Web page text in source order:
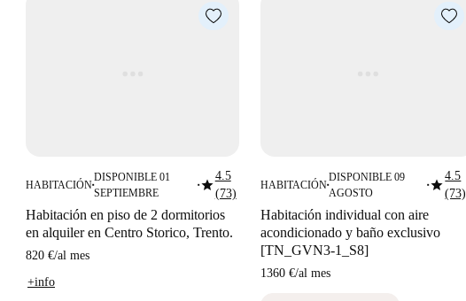
HABITACIÓN■
DISPONIBLE 01
SEPTIEMBRE
■star4.5
(73)
Habitación en piso de 2 dormitorios
en alquiler en Centro Storico, Trento.
820 €/al mes
+info
HABITACIÓN■
DISPONIBLE 09
AGOSTO
■star4.5
(73)
Habitación individual con aire
acondicionado y baño exclusivo
[TN_GVN3-1_S8]
1360 €/al mes